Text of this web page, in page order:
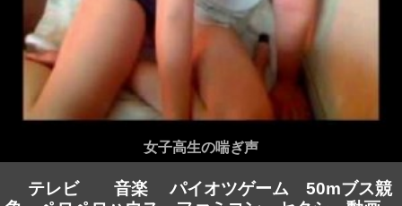
女子高生の喘ぎ声
テレビ 音楽 パイオツゲーム
50mブス競